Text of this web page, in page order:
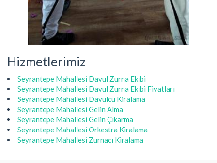
Hizmetlerimiz
Seyrantepe Mahallesi Davul Zurna Ekibi
Seyrantepe Mahallesi Davul Zurna Ekibi Fiyatları
Seyrantepe Mahallesi Davulcu Kiralama
Seyrantepe Mahallesi Gelin Alma
Seyrantepe Mahallesi Gelin Çıkarma
Seyrantepe Mahallesi Orkestra Kiralama
Seyrantepe Mahallesi Zurnacı Kiralama